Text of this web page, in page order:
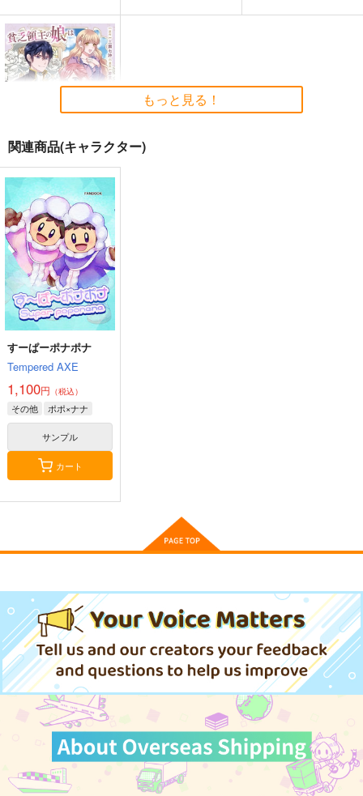
サンプル
カート
Record ver.2
少女スタジオ
作品詳細
貧乏領主の娘は王都で
みんなを幸せにしま
す 2
アルファポリス
792円（税込）
サンプル
作品詳細
もっと見る！
関連商品(キャラクター)
すーぱーポナポナ
Tempered AXE
1,100円 （税込）
その他 ポポ×ナナ
サンプル
カート